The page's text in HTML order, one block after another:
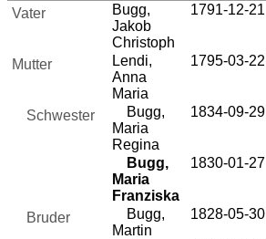
Vater
Bugg,
Jakob
Christoph
1791-12-21
Mutter
Lendi,
Anna
Maria
1795-03-22
Schwester
Bugg,
Maria
Regina
1834-09-29
Bugg,
Maria
Franziska
1830-01-27
Bruder
Bugg,
Martin
1828-05-30